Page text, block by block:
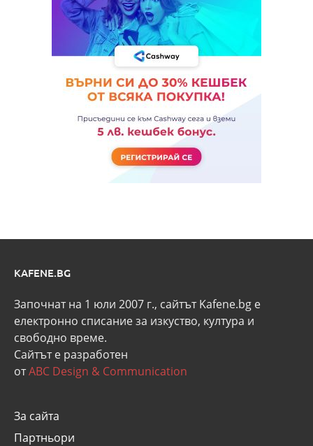
KAFENE.BG
Започнат на 1 юли 2007 г., сайтът Kafene.bg e
eлектронно списание за изкуство, култура и
свободно време.
Сайтът е разработен
отABC Design & Communication
За сайта
Партньори